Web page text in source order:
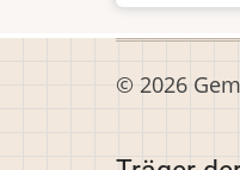
© 2026